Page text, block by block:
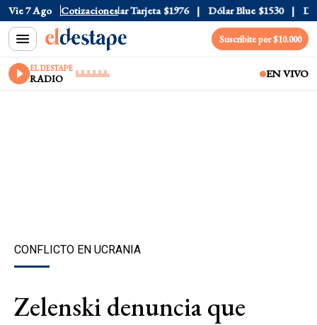
Vie 7 Ago Cotizaciones
Oficial $1520 Dólar Tarjeta $1976 Dólar Blue $1530 Dólar
Suscribite por $10.000
EL DESTAPE
RADIO EN VIVO
CONFLICTO EN UCRANIA
Zelenski denuncia que